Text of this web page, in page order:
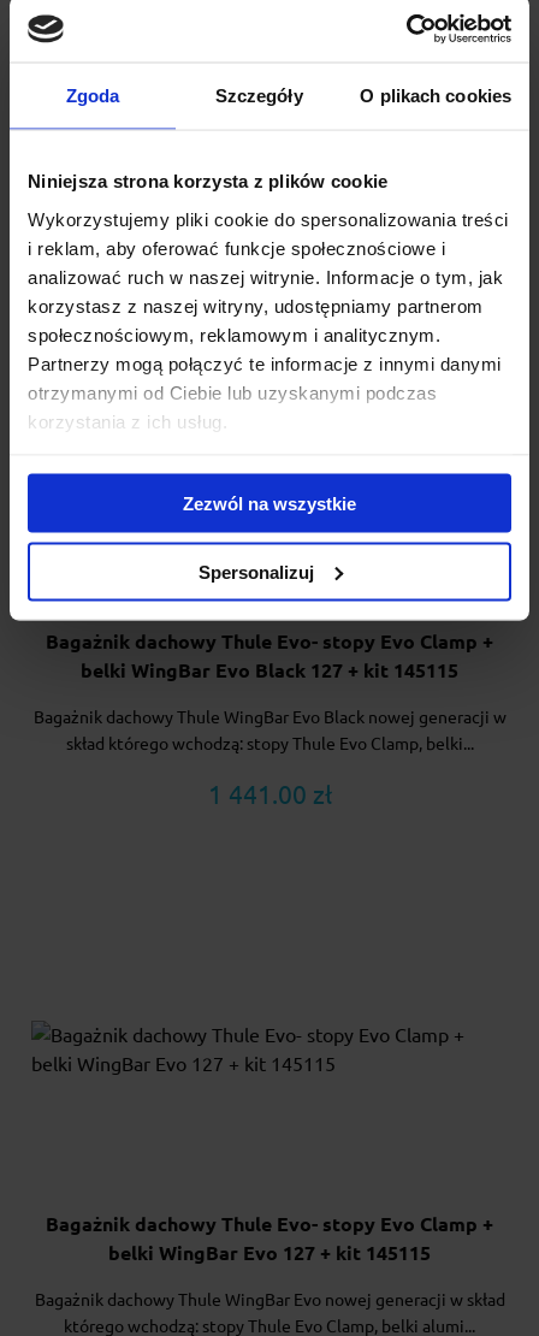
Zgoda Szczegóły O plikach cookies
Niniejsza strona korzysta z plików cookie
Wykorzystujemy pliki cookie do spersonalizowania treści
i reklam, aby oferować funkcje społecznościowe i
analizować ruch w naszej witrynie. Informacje o tym, jak
korzystasz z naszej witryny, udostępniamy partnerom
społecznościowym, reklamowym i analitycznym.
Partnerzy mogą połączyć te informacje z innymi danymi
otrzymanymi od Ciebie lub uzyskanymi podczas
korzystania z ich usług.
Zezwól na wszystkie
Spersonalizuj
Clamp + belki Thule WingBar Edge 104/95 + kit
Thule Edge WingBar to bagażnik nowej generacji z
niewystającą belką w skład którego wchodzą: stopy Thule
1 495.00 zł
Bagażnik dachowy Thule Evo- stopy Evo Clamp +
belki WingBar Evo Black 127 + kit 145115
Bagażnik dachowy Thule WingBar Evo Black nowej generacji w
skład którego wchodzą: stopy Thule Evo Clamp, belki...
1 441.00 zł
Bagażnik dachowy Thule Evo- stopy Evo Clamp +
belki WingBar Evo 127 + kit 145115
Bagażnik dachowy Thule WingBar Evo nowej generacji w skład
którego wchodzą: stopy Thule Evo Clamp, belki alumi...